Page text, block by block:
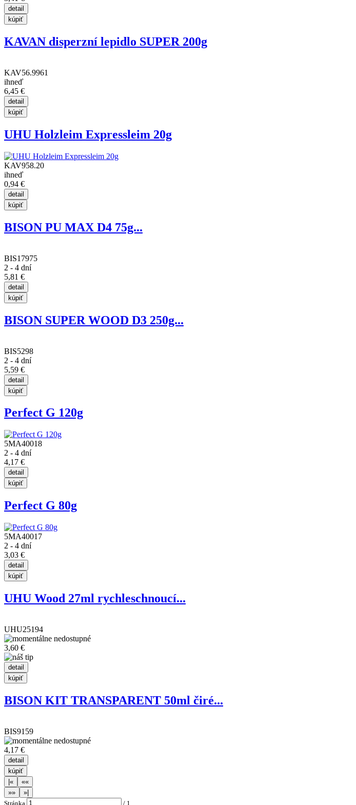
KAVAN disperzní lepidlo SUPER 200g
KAV56.9961
ihneď
6,45 €
UHU Holzleim Expressleim 20g
KAV958.20
ihneď
0,94 €
BISON PU MAX D4 75g...
BIS17975
2 - 4 dní
5,81 €
BISON SUPER WOOD D3 250g...
BIS5298
2 - 4 dní
5,59 €
Perfect G 120g
5MA40018
2 - 4 dní
4,17 €
Perfect G 80g
5MA40017
2 - 4 dní
3,03 €
UHU Wood 27ml rychleschnoucí...
UHU25194
3,60 €
BISON KIT TRANSPARENT 50ml čiré...
BIS9159
4,17 €
Stránka / 1